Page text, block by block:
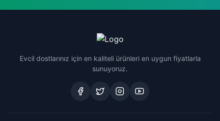
Evcil dostlarınız için en kaliteli ürünleri en uygun fiyatlarla
sunuyoruz.